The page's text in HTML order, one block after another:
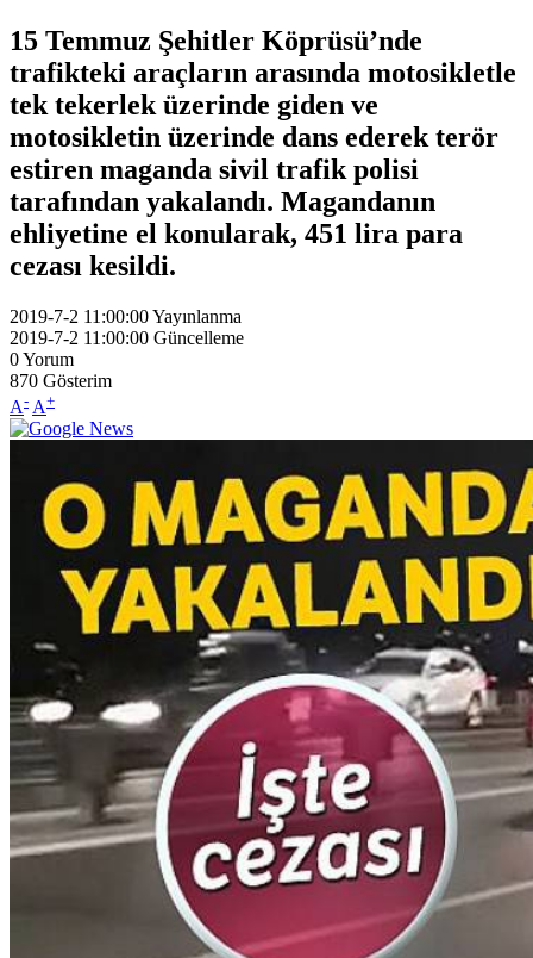
15 Temmuz Şehitler Köprüsü’nde
trafikteki araçların arasında motosikletle
tek tekerlek üzerinde giden ve
motosikletin üzerinde dans ederek terör
estiren maganda sivil trafik polisi
tarafından yakalandı. Magandanın
ehliyetine el konularak, 451 lira para
cezası kesildi.
2019-7-2 11:00:00Yayınlanma
2019-7-2 11:00:00 Güncelleme
0Yorum
870 Gösterim
A- A+